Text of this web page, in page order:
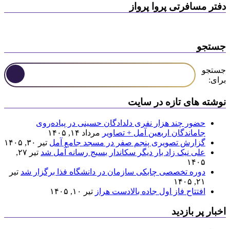
دفتر مسافرتی پروا پرواز
جستجو
جستجو
برای:
نوشته های تازه در سایت
حضور چند هزار نفری دلدادگان حسینی در پیاده‌روی
جاماندگان اربعین آمل + تصاویر مرداد ۱۴, ۱۴۰۵
گزارش تصویری پنجم صفر در مسجد جامع آمل تیر ۳۰, ۱۴۰۵
علی نیک زاد بار دیگر سکاندار بسیج رسانه آمل شد
تیر ۲۷,
۱۴۰۵
دوره تخصصی چابکی سازمان در دانشگاه فذا برگزار شد تیر
۲۱, ۱۴۰۵
افتتاح فاز اول جاده بالادست هراز تیر ۱۰, ۱۴۰۵
اخبار پر بازدید